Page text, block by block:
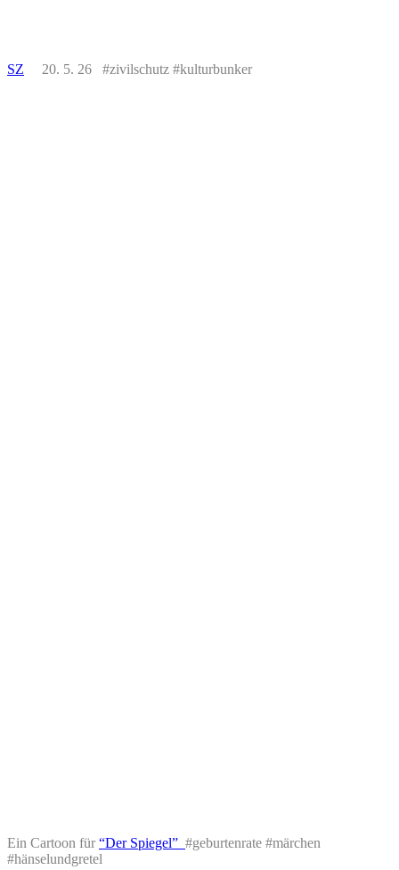
SZ 20. 5. 26 #zivilschutz #kulturbunker
Ein Cartoon für “Der Spiegel” #geburtenrate #märchen
#hänselundgretel